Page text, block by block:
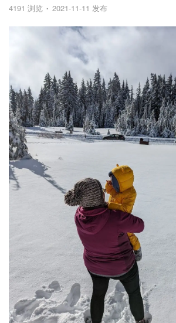
4191 浏览 2021-11-11 发布